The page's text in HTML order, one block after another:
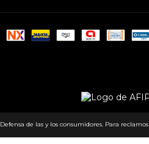
Defensa de las y los consumidores. Para reclamos